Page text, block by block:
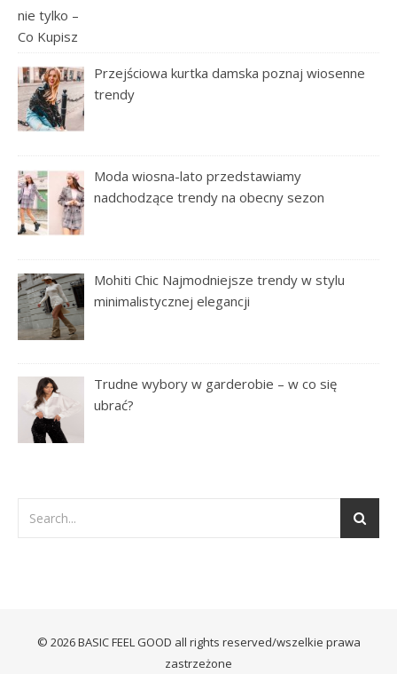
Przejściowa kurtka damska poznaj wiosenne
trendy
Moda wiosna-lato przedstawiamy
nadchodzące trendy na obecny sezon
Mohiti Chic Najmodniejsze trendy w stylu
minimalistycznej elegancji
Trudne wybory w garderobie – w co się
ubrać?
© 2026 BASIC FEEL GOOD all rights reserved/wszelkie prawa
zastrzeżone